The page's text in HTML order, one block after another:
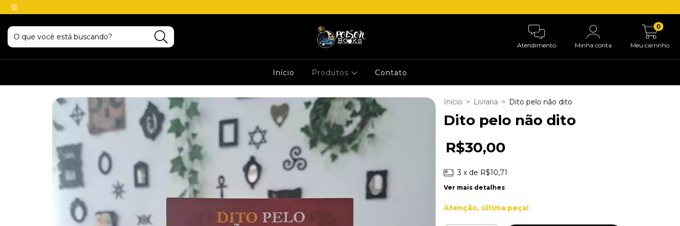
Atendimento Minha conta Meu carrinho
0
Início Produtos Contato
Início > Livraria > Dito pelo não dito
Dito pelo não dito
R$30,00
3 x de R$10,71
Ver mais detalhes
Atenção, última peça!